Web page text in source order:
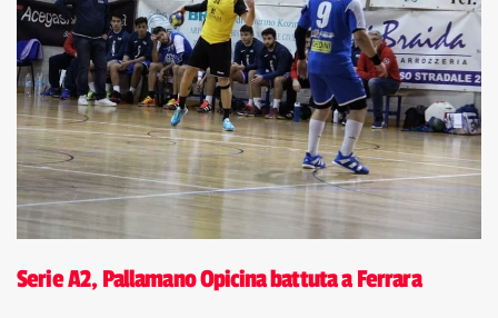
Serie A2, Pallamano Opicina battuta a Ferrara